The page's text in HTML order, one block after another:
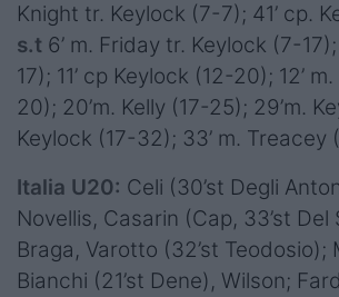
Knight tr. Keylock (7-7); 41’ cp.
s.t 6’ m. Friday tr. Keylock (7-
17); 11’ cp Keylock (12-20); 12’
20); 20’m. Kelly (17-25); 29’m.
Keylock (17-32); 33’ m. Treacey
Italia U20: Celi (30’st Degli
Novellis, Casarin (Cap, 33’st Del
Braga, Varotto (32’st Teodosio);
Bianchi (21’st Dene), Wilson;